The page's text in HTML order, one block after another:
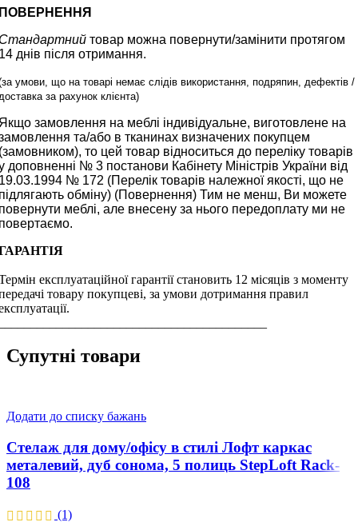
товар можна повернути/замінити протягом
днів після отримання.
умови, що на товарі немає слідів використання, подряпин, дефектів /
за рахунок клієнта)
замовлення на меблі індивідуальне, виготовлене на
та/або в тканинах визначених покупцем
то цей товар відноситься до переліку товарів
доповненні № 3 постанови Кабінету Міністрів України від
№ 172 (Перелік товарів належної якості, що не
обміну) (Повернення) Тим не менш, Ви можете
меблі, але внесену за нього передоплату ми не
експлуатаційної гарантії становить 12 місяців з моменту
товару покупцеві, за умови дотримання правил
Супутні товари
Додати до списку бажань
Стелаж для дому/офісу в стилі Лофт каркас
металевий, дуб сонома, 5 полиць StepLoft Rack-
108
(1)